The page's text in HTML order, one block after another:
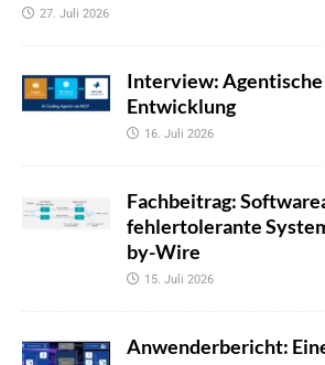
27. Juli 2026
Interview:
Entwicklung
16. Juli 2026
Fachbeitrag:
fehlertolerante
by-Wire
15. Juli 2026
Anwenderbericht: